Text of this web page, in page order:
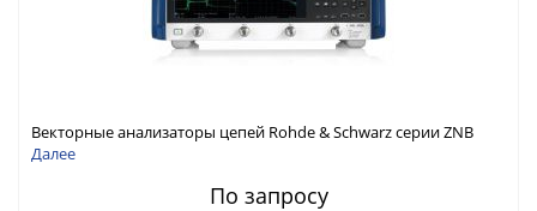
Векторные анализаторы цепей Rohde & Schwarz серии ZNB
3000 с диапазоном частот от 9 кГц до 54 ГГц
Далее
По запросу